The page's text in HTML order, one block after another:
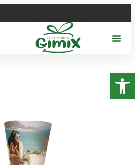
פתח סרגל נגישות